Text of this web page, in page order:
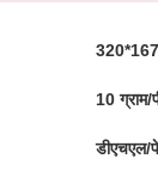
10 ग्राम/
डीएचएल/